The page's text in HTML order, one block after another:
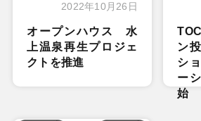
2022年10月26日
オープンハウス 水
上温泉再生プロジェ
クトを推進
ン
シ
ー
始